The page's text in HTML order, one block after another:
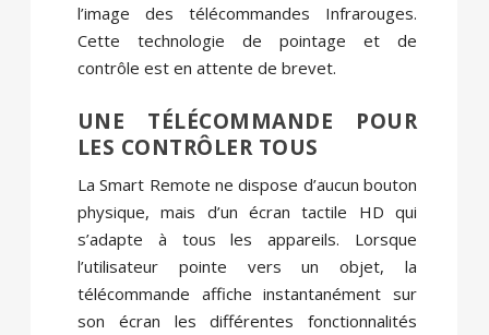
l’image des télécommandes Infrarouges.
Cette technologie de pointage et de
contrôle est en attente de brevet.
UNE TÉLÉCOMMANDE POUR
LES CONTRÔLER TOUS
La Smart Remote ne dispose d’aucun bouton
physique, mais d’un écran tactile HD qui
s’adapte à tous les appareils. Lorsque
l’utilisateur pointe vers un objet, la
télécommande affiche instantanément sur
son écran les différentes fonctionnalités